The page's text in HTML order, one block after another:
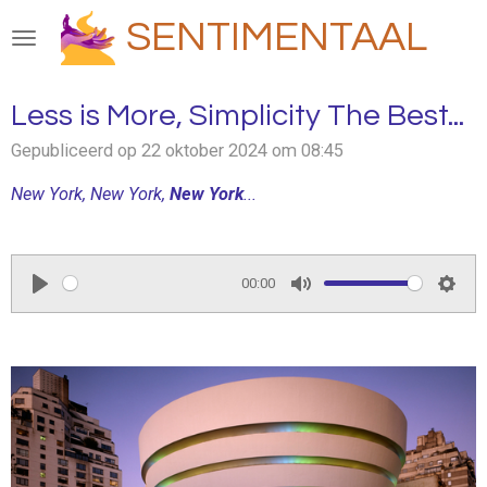
direct
de
hoofdinhoud
SENTIMENTAAL
Less is More, Simplicity The Best...
Gepubliceerd op 22 oktober 2024 om 08:45
New York, New York, New York...
P
a
y
00:00
M
t
S
t
n